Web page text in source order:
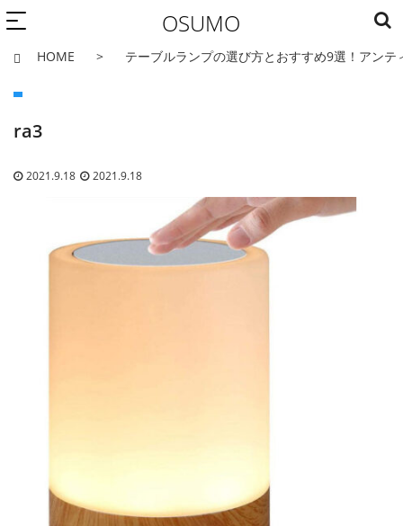
OSUMO
HOME テーブルランプの選び方とおすすめ9選！アン
ra3
2021.9.18 2021.9.18